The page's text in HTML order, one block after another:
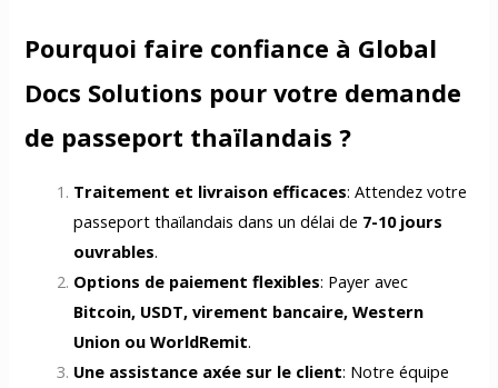
Pourquoi faire confiance à Global
Docs Solutions pour votre demande
de passeport thaïlandais ?
Traitement et livraison efficaces: Attendez votre
passeport thaïlandais dans un délai de 7-10 jours
ouvrables.
Options de paiement flexibles: Payer avec
Bitcoin, USDT, virement bancaire, Western
Union ou WorldRemit.
Une assistance axée sur le client: Notre équipe